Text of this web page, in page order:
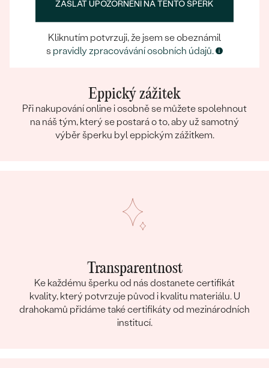
Eppický zážitek
Při nakupování online i osobně se můžete spolehnout
na náš tým, který se postará o to, aby už samotný
výběr šperku byl eppickým zážitkem.
Transparentnost
Ke každému šperku od nás dostanete certifikát
kvality, který potvrzuje původ i kvalitu materiálu. U
drahokamů přidáme také certifikáty od mezinárodních
institucí.
ZASLAT UPOZORNĚNÍ NA TENTO ŠPERK
Kliknutím potvrzuji, že jsem se obeznámil
s pravidly zpracovávání osobních údajů.